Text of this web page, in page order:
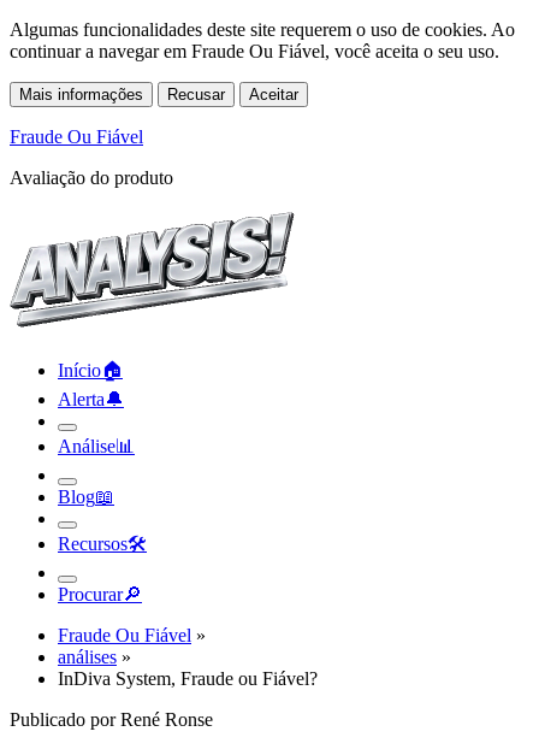
Algumas funcionalidades deste site requerem o uso de cookies. Ao
continuar a navegar em Fraude Ou Fiável, você aceita o seu uso.
Mais informações Recusar Aceitar
Fraude Ou Fiável
Avaliação do produto
Início🏠︎
Alerta🔔︎
Análise📊︎
Blog📖︎
Recursos🛠︎
Procurar🔎︎
Fraude Ou Fiável »
análises »
InDiva System, Fraude ou Fiável?
Publicado por René Ronse